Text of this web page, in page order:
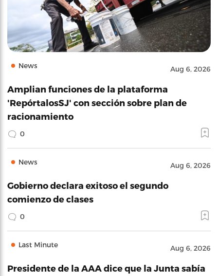
News Aug 6, 2026
Amplian funciones de la plataforma
'RepórtalosSJ' con sección sobre plan de
racionamiento
0
News Aug 6, 2026
Gobierno declara exitoso el segundo
comienzo de clases
0
Last Minute Aug 6, 2026
Presidente de la AAA dice que la Junta sabía